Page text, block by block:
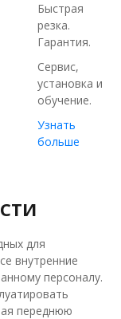
Быстрая
резка.
Гарантия.
Сервис,
установка и
обучение.
Узнать
больше
для
внутренние
персоналу.
переднюю